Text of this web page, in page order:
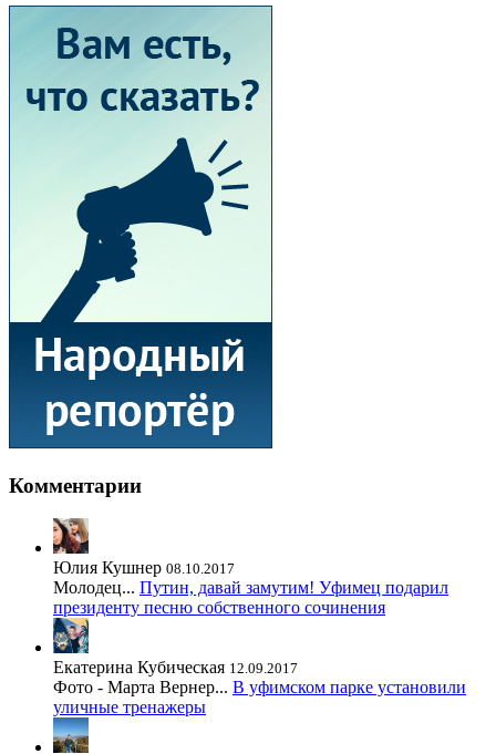
Комментарии
Юлия Кушнер 08.10.2017
Молодец... Путин, давай замутим! Уфимец подарил
президенту песню собственного сочинения
Екатерина Кубическая 12.09.2017
Фото - Марта Вернер... В уфимском парке установили
уличные тренажеры